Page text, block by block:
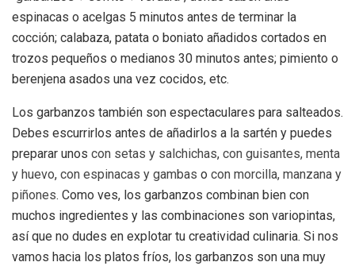
espinacas o acelgas 5 minutos antes de terminar la
cocción; calabaza, patata o boniato añadidos cortados en
trozos pequeños o medianos 30 minutos antes; pimiento o
berenjena asados una vez cocidos, etc.
Los garbanzos también son espectaculares para salteados.
Debes escurrirlos antes de añadirlos a la sartén y puedes
preparar unos con setas y salchichas, con guisantes, menta
y huevo, con espinacas y gambas o con morcilla, manzana y
piñones. Como ves, los garbanzos combinan bien con
muchos ingredientes y las combinaciones son variopintas,
así que no dudes en explotar tu creatividad culinaria. Si nos
vamos hacia los platos fríos, los garbanzos son una muy